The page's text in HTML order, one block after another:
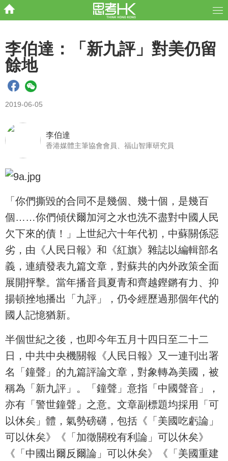
李伯達：「新九評」對美仍留
餘地
2019-06-05
李伯達
香港媒體主筆協會會員、福山智庫研究員
「你們撕毀的合同不是幾個、幾十個，是幾百
個……你們傾伏爾加河之水也洗不盡對中國人民
欠下來的債！」上世紀六十年代初，中蘇關係惡
劣，由《人民日報》和《紅旗》雜誌以編輯部名
義，連續發表九篇文章，對蘇共的內外政策全面
展開抨擊。當年播音員夏青和齊越鏗鏘有力、抑
揚頓挫地播出「九評」，仍令經歷過那個年代的
國人記憶猶新。
半個世紀之後，也即今年五月十四日至二十二
日，中共中央機關報《人民日報》又一連刊出署
名「鐘聲」的九篇評論文章，對象轉為美國，被
稱為「新九評」。「鐘聲」意指「中國聲音」，
亦有「警世鐘聲」之意。文章副標題均採用「可
以休矣」體，氣勢磅礴，包括《「美國吃虧論」
可以休矣》《「加徵關稅有利論」可以休矣》
《「中國出爾反爾論」可以休矣》《「美國重建